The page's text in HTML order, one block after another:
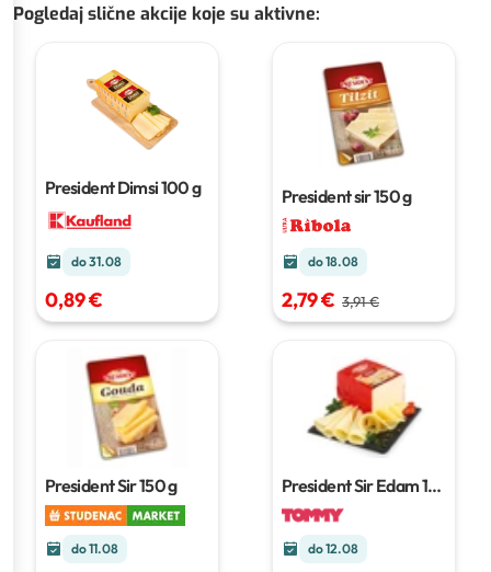
Pogledaj slične akcije koje su aktivne:
President Dimsi100 g
do 31.08
0,89 €
President sir150 g
do 18.08
2,79 € 3,91 €
President Sir150 g
do 11.08
President Sir Edam1
kg
do 12.08